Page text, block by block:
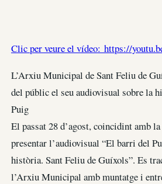
Clic per veure el vídeo: https://
L’Arxiu Municipal de Sant Feliu de
del públic el seu audiovisual sobre la
Puig
El passat 28 d’agost, coincidint amb
presentar l’audiovisual “El barri del
història. Sant Feliu de Guíxols”. Es
l’Arxiu Municipal amb muntatge i